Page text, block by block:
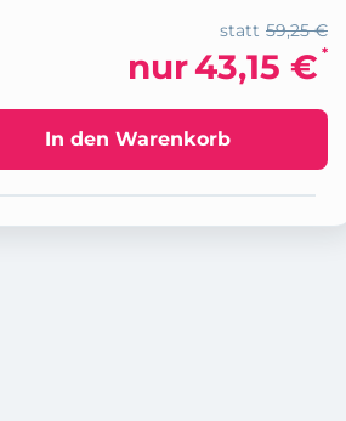
59,25 €
statt
nur43,15 € *
In den Warenkorb